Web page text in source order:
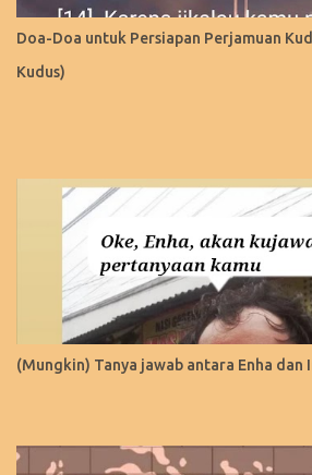
Doa-Doa untuk Persiapan Perjamuan
Kudus)
(Mungkin) Tanya jawab antara Enha dan